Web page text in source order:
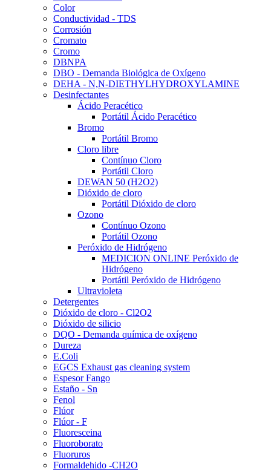
Color
Conductividad - TDS
Corrosión
Cromato
Cromo
DBNPA
DBO - Demanda Biológica de Oxígeno
DEHA - N,N-DIETHYLHYDROXYLAMINE
Desinfectantes
Ácido Peracético
Portátil Ácido Peracético
Bromo
Portátil Bromo
Cloro libre
Contínuo Cloro
Portátil Cloro
DEWAN 50 (H2O2)
Dióxido de cloro
Portátil Dióxido de cloro
Ozono
Contínuo Ozono
Portátil Ozono
Peróxido de Hidrógeno
MEDICION ONLINE Peróxido de
Hidrógeno
Portátil Peróxido de Hidrógeno
Ultravioleta
Detergentes
Dióxido de cloro - Cl2O2
Dióxido de silicio
DQO - Demanda química de oxígeno
Dureza
E.Coli
EGCS Exhaust gas cleaning system
Espesor Fango
Estaño - Sn
Fenol
Flúor
Flúor - F
Fluoresceina
Fluoroborato
Fluoruros
Formaldehido -CH2O